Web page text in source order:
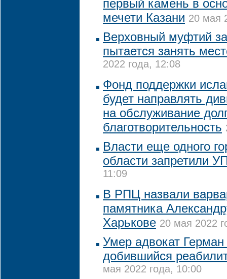
первый камень в
мечети Казани 20 мая
Верховный муфтий
пытается занять
2022 года, 12:08
Фонд поддержки
будет направлять
на обслуживание
благотворительность
Власти еще одного
области запретили
11:09
В РПЦ назвали
памятника
Харькове 20 мая 2022
Умер адвокат
добившийся
мая 2022 года, 10:00